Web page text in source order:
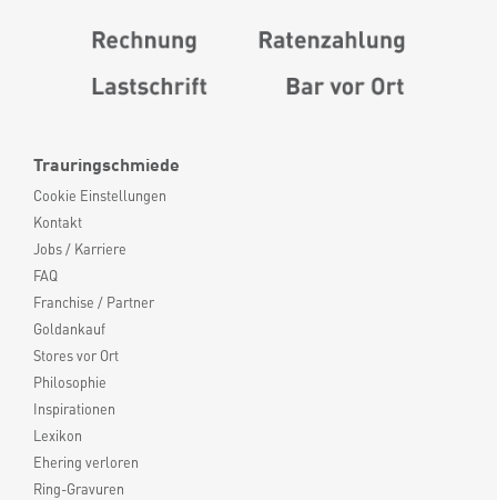
Trauringschmiede
Cookie Einstellungen
Kontakt
Jobs / Karriere
FAQ
Franchise / Partner
Goldankauf
Stores vor Ort
Philosophie
Inspirationen
Lexikon
Ehering verloren
Ring-Gravuren